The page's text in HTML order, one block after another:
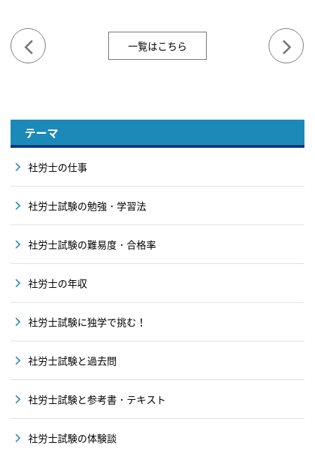
一覧はこちら
テーマ
社労士の仕事
社労士試験の勉強・学習法
社労士試験の難易度・合格率
社労士の年収
社労士試験に独学で挑む！
社労士試験と過去問
社労士試験と参考書・テキスト
社労士試験の体験談